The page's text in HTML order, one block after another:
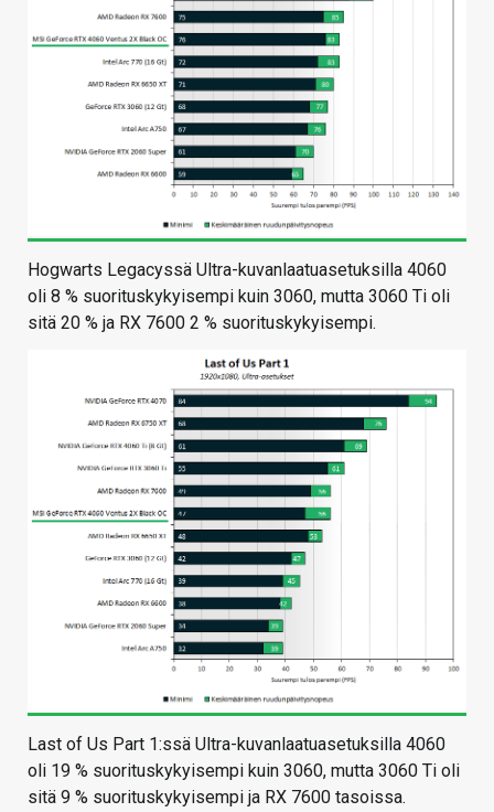
Hogwarts Legacyssä Ultra-kuvanlaatuasetuksilla 4060
oli 8 % suorituskykyisempi kuin 3060, mutta 3060 Ti oli
sitä 20 % ja RX 7600 2 % suorituskykyisempi.
Last of Us Part 1:ssä Ultra-kuvanlaatuasetuksilla 4060
oli 19 % suorituskykyisempi kuin 3060, mutta 3060 Ti oli
sitä 9 % suorituskykyisempi ja RX 7600 tasoissa.